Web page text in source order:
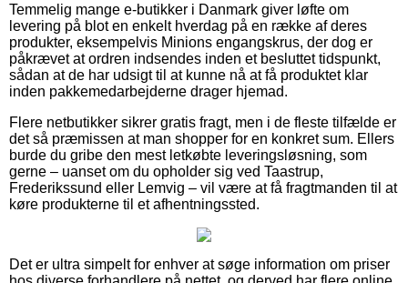
Temmelig mange e-butikker i Danmark giver løfte om
levering på blot en enkelt hverdag på en række af deres
produkter, eksempelvis Minions engangskrus, der dog er
påkrævet at ordren indsendes inden et besluttet tidspunkt,
sådan at de har udsigt til at kunne nå at få produktet klar
inden pakkemedarbejderne drager hjemad.
Flere netbutikker sikrer gratis fragt, men i de fleste tilfælde er
det så præmissen at man shopper for en konkret sum. Ellers
burde du gribe den mest letkøbte leveringsløsning, som
gerne – uanset om du opholder sig ved Taastrup,
Frederikssund eller Lemvig – vil være at få fragtmanden til at
køre produkterne til et afhentningssted.
Det er ultra simpelt for enhver at søge information om priser